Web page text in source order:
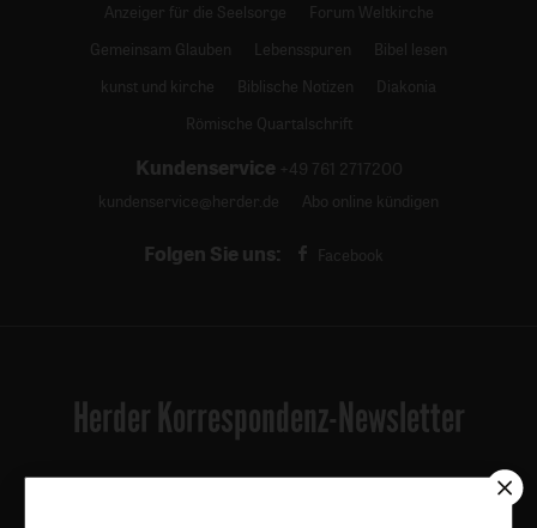
Anzeiger für die Seelsorge
Forum Weltkirche
Gemeinsam Glauben
Lebensspuren
Bibel lesen
kunst und kirche
Biblische Notizen
Diakonia
Römische Quartalschrift
Kundenservice +49 761 2717200
kundenservice@herder.de
Abo online kündigen
Folgen Sie uns: Facebook
Herder Korrespondenz-Newsletter
Ja, ich möchte den kostenlosen Herder